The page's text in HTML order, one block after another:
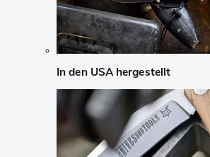
In den USA hergestellt